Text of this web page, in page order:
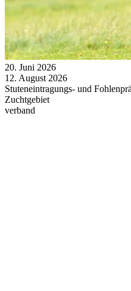
20. Juni 2026
12. August 2026
Stuteneintragungs- und
Zuchtgebiet
verband